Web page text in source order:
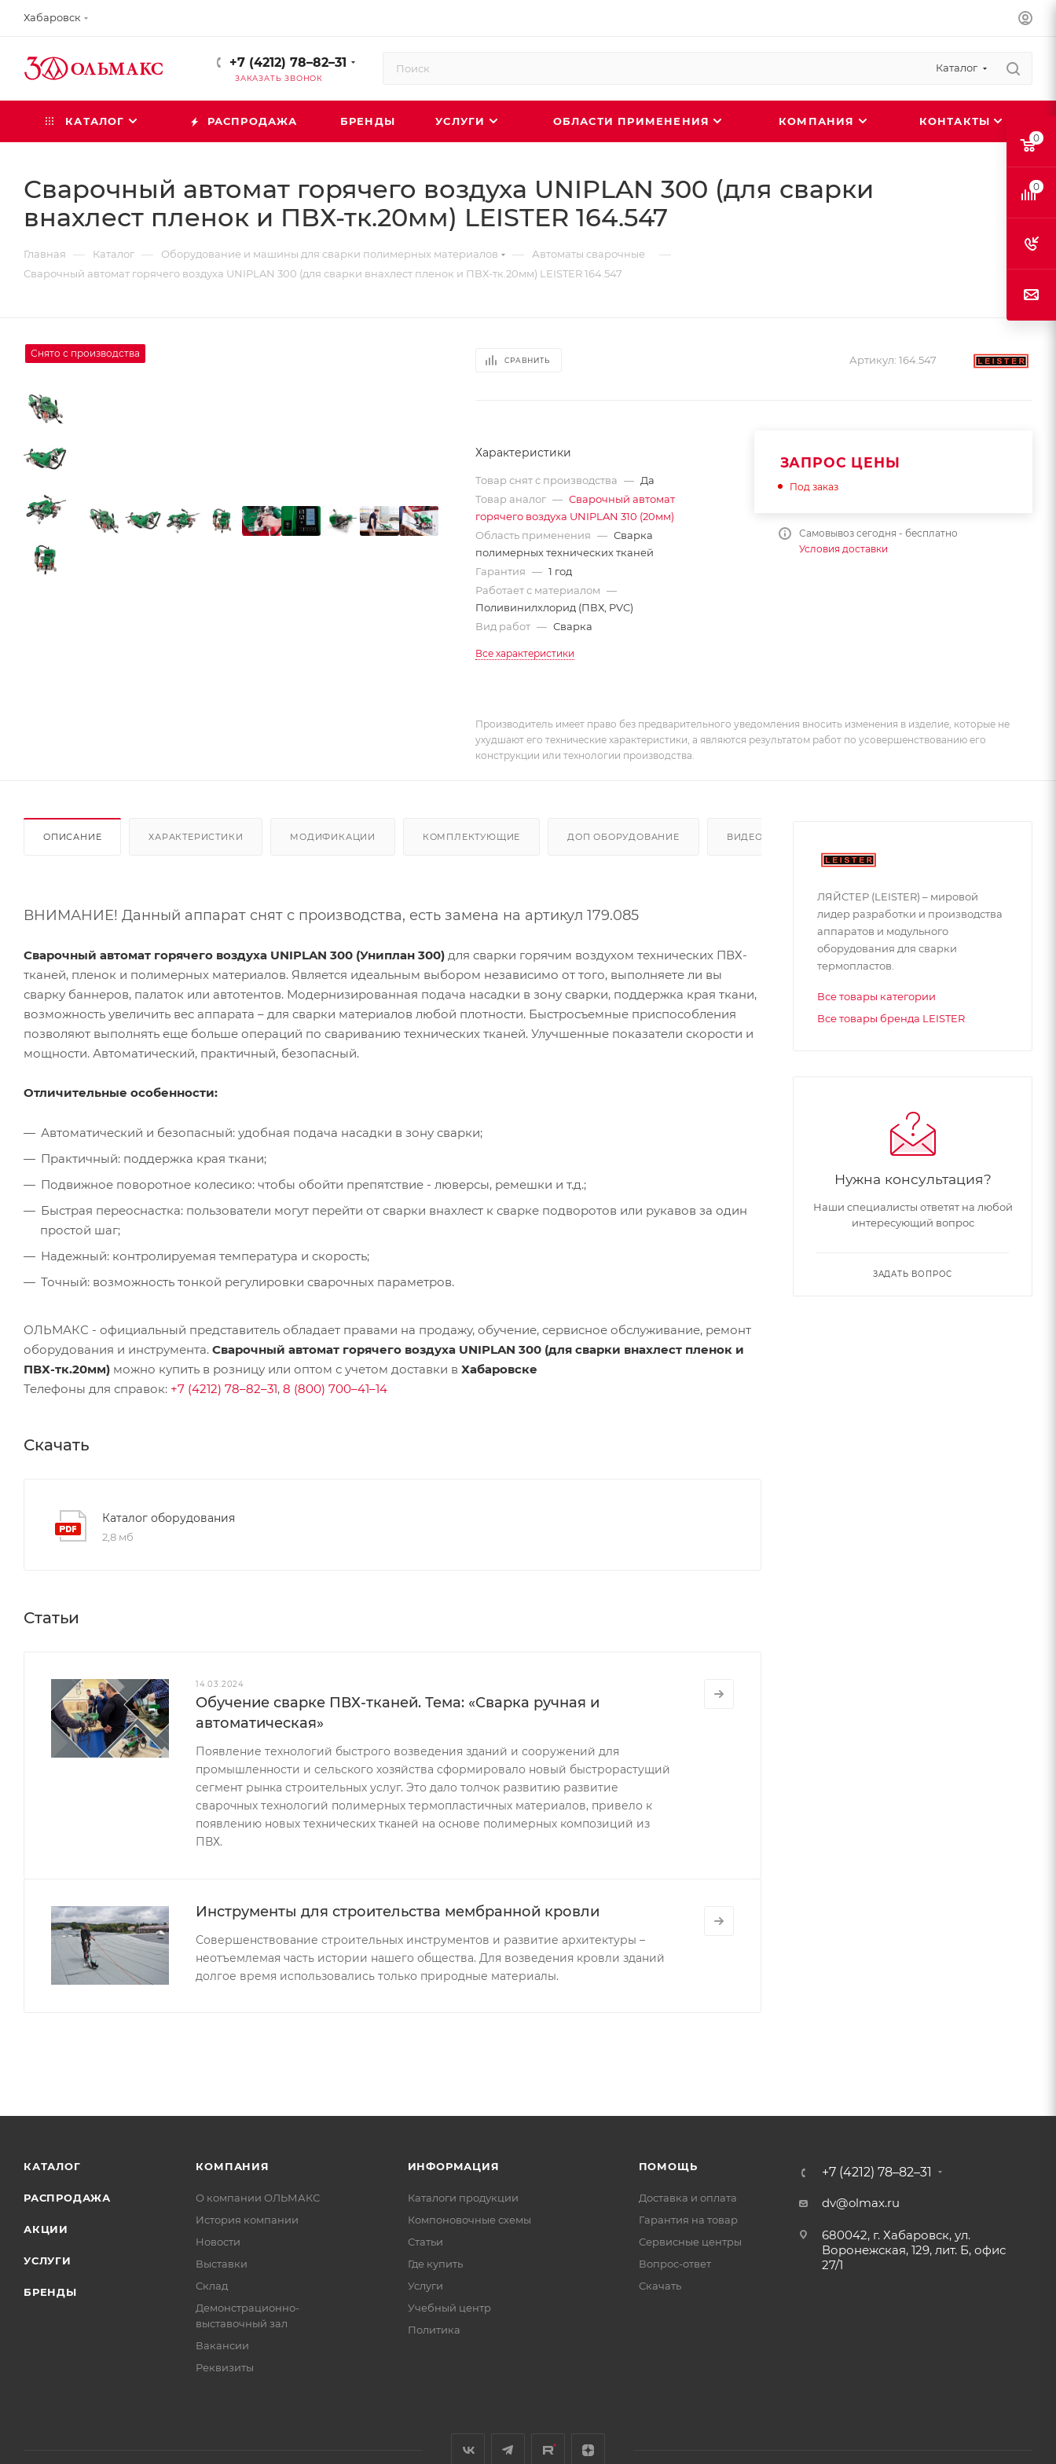
Хабаровск
+7 (4212) 78–82–31
ЗАКАЗАТЬ ЗВОНОК
Каталог
КАТАЛОГ РАСПРОДАЖА БРЕНДЫ УСЛУГИ ОБЛАСТИ ПРИМЕНЕНИЯ КОМПАНИЯ КОНТАКТЫ
Сварочный автомат горячего воздуха UNIPLAN 300 (для сварки
внахлест пленок и ПВХ-тк.20мм) LEISTER 164.547
Главная — Каталог — Оборудование и машины для сварки полимерных материалов — Автоматы сварочные —
Сварочный автомат горячего воздуха UNIPLAN 300 (для сварки внахлест пленок и ПВХ-тк.20мм) LEISTER 164.547
Снято с производства
СРАВНИТЬ Артикул: 164.547
Характеристики
Товар снят с производства — Да
Товар аналог — Сварочный автомат
горячего воздуха UNIPLAN 310 (20мм)
Область применения — Сварка
полимерных технических тканей
Гарантия — 1 год
Работает с материалом —
Поливинилхлорид (ПВХ, PVC)
Вид работ — Сварка
Все характеристики
ЗАПРОС ЦЕНЫ
Под заказ
Самовывоз сегодня - бесплатно
Условия доставки
Производитель имеет право без предварительного уведомления вносить изменения в изделие, которые не
ухудшают его технические характеристики, а являются результатом работ по усовершенствованию его
конструкции или технологии производства.
ОПИСАНИЕ ХАРАКТЕРИСТИКИ МОДИФИКАЦИИ КОМПЛЕКТУЮЩИЕ ДОП ОБОРУДОВАНИЕ ВИДЕО
ВНИМАНИЕ! Данный аппарат снят с производства, есть замена на артикул 179.085
Сварочный автомат горячего воздуха UNIPLAN 300 (Униплан 300) для сварки горячим воздухом технических ПВХ-
тканей, пленок и полимерных материалов. Является идеальным выбором независимо от того, выполняете ли вы
сварку баннеров, палаток или автотентов. Модернизированная подача насадки в зону сварки, поддержка края ткани,
возможность увеличить вес аппарата – для сварки материалов любой плотности. Быстросъемные приспособления
позволяют выполнять еще больше операций по свариванию технических тканей. Улучшенные показатели скорости и
мощности. Автоматический, практичный, безопасный.
Отличительные особенности:
Автоматический и безопасный: удобная подача насадки в зону сварки;
Практичный: поддержка края ткани;
Подвижное поворотное колесико: чтобы обойти препятствие - люверсы, ремешки и т.д.;
Быстрая переоснастка: пользователи могут перейти от сварки внахлест к сварке подворотов или рукавов за один
простой шаг;
Надежный: контролируемая температура и скорость;
Точный: возможность тонкой регулировки сварочных параметров.
ОЛЬМАКС - официальный представитель обладает правами на продажу, обучение, сервисное обслуживание, ремонт
оборудования и инструмента. Сварочный автомат горячего воздуха UNIPLAN 300 (для сварки внахлест пленок и
ПВХ-тк.20мм) можно купить в розницу или оптом с учетом доставки в Хабаровске
Телефоны для справок: +7 (4212) 78–82–31, 8 (800) 700–41–14
Скачать
Каталог оборудования
2,8 мб
Статьи
14.03.2024
Обучение сварке ПВХ-тканей. Тема: «Сварка ручная и
автоматическая»
Появление технологий быстрого возведения зданий и сооружений для
промышленности и сельского хозяйства сформировало новый быстрорастущий
сегмент рынка строительных услуг. Это дало толчок развитию развитие
сварочных технологий полимерных термопластичных материалов, привело к
появлению новых технических тканей на основе полимерных композиций из
ПВХ.
Инструменты для строительства мембранной кровли
Совершенствование строительных инструментов и развитие архитектуры –
неотъемлемая часть истории нашего общества. Для возведения кровли зданий
долгое время использовались только природные материалы.
ЛЯЙСТЕР (LEISTER) – мировой
лидер разработки и производства
аппаратов и модульного
оборудования для сварки
термопластов.
Все товары категории
Все товары бренда LEISTER
Нужна консультация?
Наши специалисты ответят на любой
интересующий вопрос
ЗАДАТЬ ВОПРОС
КАТАЛОГ
РАСПРОДАЖА
АКЦИИ
УСЛУГИ
БРЕНДЫ
КОМПАНИЯ
О компании ОЛЬМАКС
История компании
Новости
Выставки
Склад
Демонстрационно-
выставочный зал
Вакансии
Реквизиты
ИНФОРМАЦИЯ
Каталоги продукции
Компоновочные схемы
Статьи
Где купить
Услуги
Учебный центр
Политика
ПОМОЩЬ
Доставка и оплата
Гарантия на товар
Сервисные центры
Вопрос-ответ
Скачать
+7 (4212) 78–82–31
dv@olmax.ru
680042, г. Хабаровск, ул.
Воронежская, 129, лит. Б, офис
27/1
0
0